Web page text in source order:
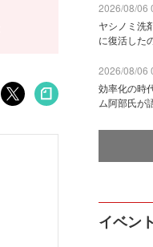
2026/08/06
ヤシノミ洗
に復活した
2026/08/06
効率化の時
ム阿部氏が
イベント